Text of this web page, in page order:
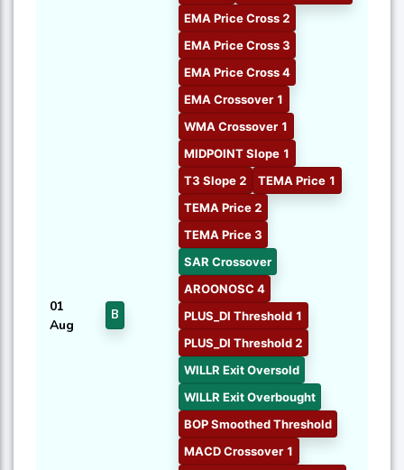
01
Aug
B
EMA Price Cross 2
EMA Price Cross 3
EMA Price Cross 4
EMA Crossover 1
WMA Crossover 1
MIDPOINT Slope 1
T3 Slope 2
TEMA Price 1
TEMA Price 2
TEMA Price 3
SAR Crossover
AROONOSC 4
PLUS_DI Threshold 1
PLUS_DI Threshold 2
WILLR Exit Oversold
WILLR Exit Overbought
BOP Smoothed Threshold
MACD Crossover 1